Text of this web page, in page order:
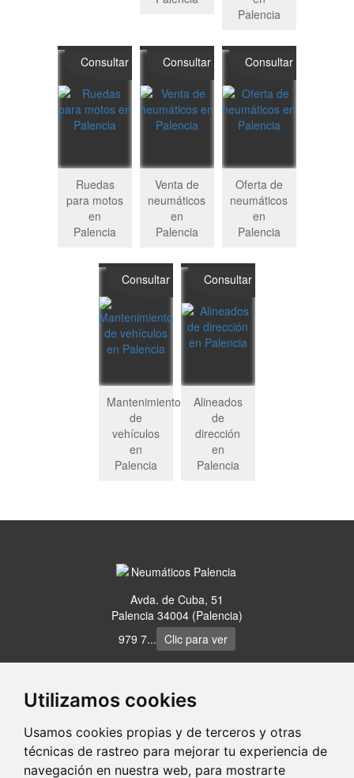
Utilizamos cookies
Usamos cookies propias y de terceros y otras
técnicas de rastreo para mejorar tu experiencia de
navegación en nuestra web, para mostrarte
Palencia
Consultar
Ruedas
para motos
en
Palencia
Consultar
Venta de
neumáticos
en
Palencia
Consultar
Oferta de
neumáticos
en
Palencia
Consultar
Mantenimiento
de
vehículos
en
Palencia
Consultar
Alineados
de
dirección
en
Palencia
Avda. de Cuba, 51
Palencia 34004 (Palencia)
979 7... Clic para ver
portaldetuciudad.com